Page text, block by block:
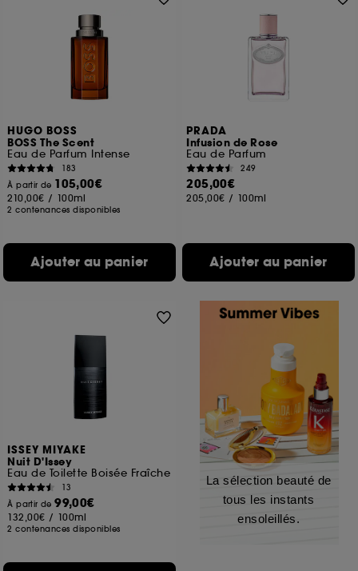
HUGO BOSS
BOSS The Scent
Eau de Parfum Intense
183
À partir de 105,00€
210,00€ / 100ml
2 contenances disponibles
Ajouter au panier
PRADA
Infusion de Rose
Eau de Parfum
249
205,00€
205,00€ / 100ml
Ajouter au panier
ISSEY MIYAKE
Nuit D'Issey
Eau de Toilette Boisée Fraîche
13
À partir de99,00€
132,00€ / 100ml
2 contenances disponibles
La sélection beauté de
tous les instants
ensoleillés.